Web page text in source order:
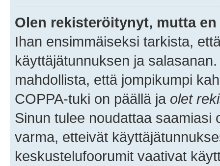
Olen rekisteröitynyt, mutta
Ihan ensimmäiseksi tarkista,
käyttäjätunnuksen ja
mahdollista, että jompikumpi
COPPA-tuki on päällä ja olet
Sinun tulee noudattaa saamiasi
varma, etteivät
keskustelufoorumit vaativat